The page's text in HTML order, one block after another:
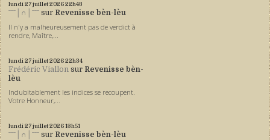
lundi 27juillet 202622h43
ˉˉˉ│∩│ˉˉˉ sur Revenisse bèn-lèu
Il n'y a malheureusement pas de verdict à
rendre, Maître,...
lundi 27juillet 202622h34
Frédéric Viallon sur Revenisse bèn-
lèu
Indubitablement les indices se recoupent.
Votre Honneur,...
lundi 27juillet 202613h51
ˉˉˉ│∩│ˉˉˉ sur Revenisse bèn-lèu